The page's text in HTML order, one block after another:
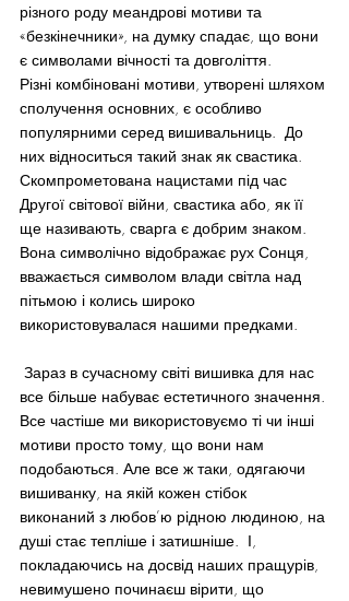
різного роду меандрові мотиви та
«безкінечники», на думку спадає, що вони
є символами вічності та довголіття.
Різні комбіновані мотиви, утворені шляхом
сполучення основних, є особливо
популярними серед вишивальниць.  До
них відноситься такий знак як свастика.
Скомпрометована нацистами під час
Другої світової війни, свастика або, як її
ще називають, сварга є добрим знаком.
Вона символічно відображає рух Сонця,
вважається символом влади світла над
пітьмою і колись широко
використовувалася нашими предками.
все більше набуває естетичного значення.
Все частіше ми використовуємо ті чи інші
мотиви просто тому, що вони нам
подобаються. Але все ж таки, одягаючи
вишиванку, на якій кожен стібок
виконаний з любов’ю рідною людиною, на
душі стає тепліше і затишніше.  І,
покладаючись на досвід наших пращурів,
невимушено починаєш вірити, що